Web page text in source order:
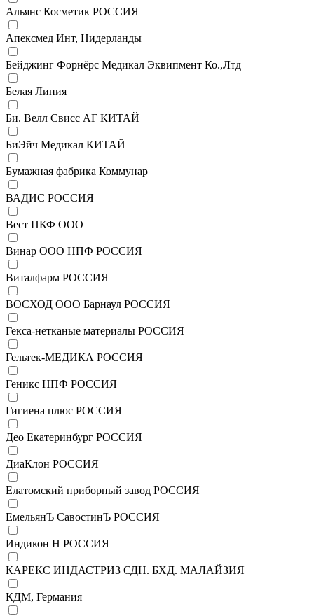
Альянс Косметик РОССИЯ
Апексмед Инт, Нидерланды
Бейджинг Форнёрс Медикал Эквипмент Ко.,Лтд
Белая Линия
Би. Велл Свисс АГ КИТАЙ
БиЭйч Медикал КИТАЙ
Бумажная фабрика Коммунар
ВАДИС РОССИЯ
Вест ПКФ ООО
Винар ООО НПФ РОССИЯ
Виталфарм РОССИЯ
ВОСХОД ООО Барнаул РОССИЯ
Гекса-нетканые материалы РОССИЯ
Гельтек-МЕДИКА РОССИЯ
Геникс НПФ РОССИЯ
Гигиена плюс РОССИЯ
Део Екатеринбург РОССИЯ
ДиаКлон РОССИЯ
Елатомский приборный завод РОССИЯ
ЕмельянЪ СавостинЪ РОССИЯ
Индикон Н РОССИЯ
КАРЕКС ИНДАСТРИЗ СДН. БХД. МАЛАЙЗИЯ
КДМ, Германия